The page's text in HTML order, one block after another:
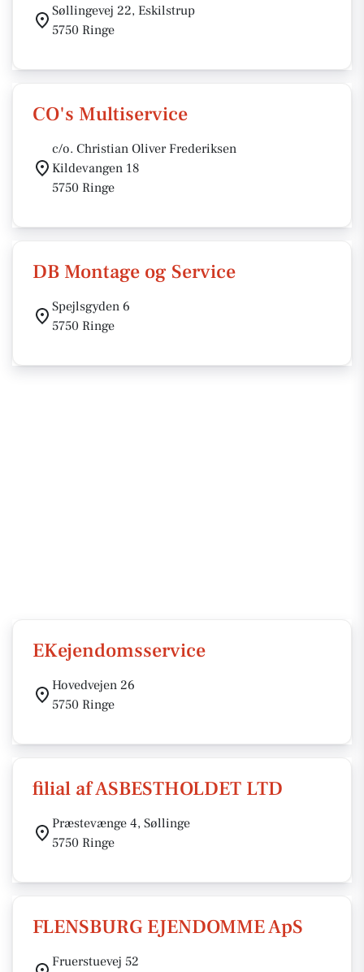
Søllingevej 22, Eskilstrup
5750 Ringe
CO's Multiservice
c/o. Christian Oliver Frederiksen
Kildevangen 18
5750 Ringe
DB Montage og Service
Spejlsgyden 6
5750 Ringe
EKejendomsservice
Hovedvejen 26
5750 Ringe
filial af ASBESTHOLDET LTD
Præstevænge 4, Søllinge
5750 Ringe
FLENSBURG EJENDOMME ApS
Fruerstuevej 52